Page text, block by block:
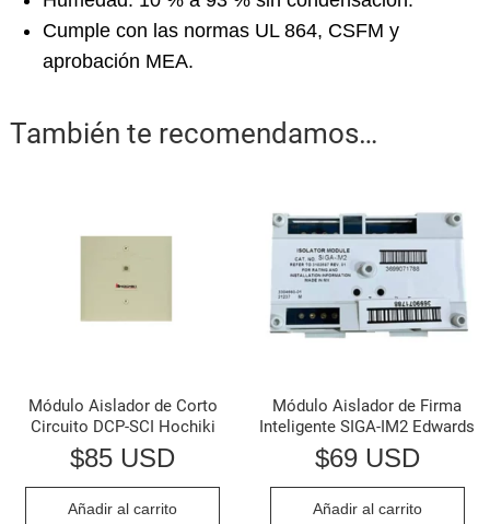
Cumple con las normas UL 864, CSFM y
aprobación MEA.
También te recomendamos…
Módulo Aislador de Corto
Circuito DCP-SCI Hochiki
$85 USD
Añadir al carrito
Módulo Aislador de Firma
Inteligente SIGA-IM2 Edwards
$69 USD
Añadir al carrito